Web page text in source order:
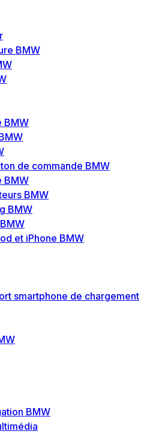
BMW
BMW
de commande BMW
BMW
BMW
BMW
et iPhone BMW
smartphone de chargement
BMW